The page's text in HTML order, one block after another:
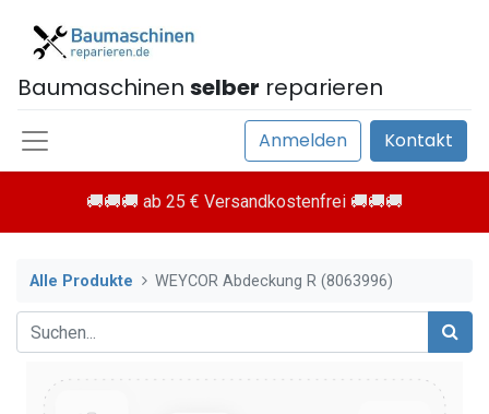
Baumaschinen selber reparieren
Anmelden Kontakt
🚚🚚🚚 ab 25 € Versandkostenfrei 🚚🚚🚚
Alle Produkte WEYCOR Abdeckung R (8063996)